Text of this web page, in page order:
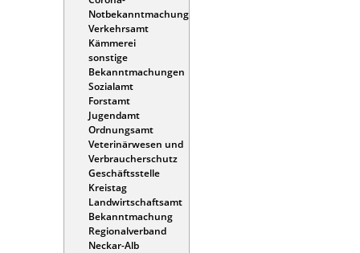
Notbekanntmachung
Verkehrsamt
Kämmerei
sonstige
Bekanntmachungen
Sozialamt
Forstamt
Jugendamt
Ordnungsamt
Veterinärwesen und
Verbraucherschutz
Geschäftsstelle
Kreistag
Landwirtschaftsamt
Bekanntmachung
Regionalverband
Neckar-Alb